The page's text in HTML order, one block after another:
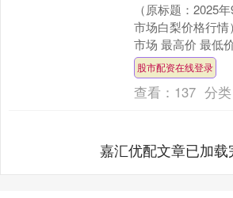
（原标题：2025
市场白梨价格行
市场 最高价 最低
大洋路综合市场
股市配资在线登录
查看： 137 分类
嘉汇优配文章已加载